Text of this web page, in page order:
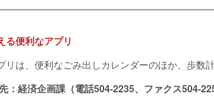
る便利なアプリ
は、便利なごみ出しカレンダーのほか、歩数
：経済企画課（電話504-2235、ファクス504-